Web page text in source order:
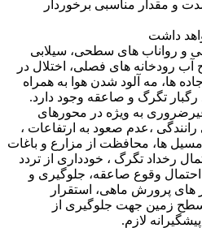
و مقدار مناسبی برخوردار
داشت
و رواناب های سطحی، سیلابی
رودخانه های فصلی، اختلال در
ها، مه آلود شدن هوا به همراه
تگرگ و صاعقه وجود دارد.
به ویژه در محورهای
،عدم صعود به ارتفاعات ،
مسیل ها، محافظت از مزارع و باغات
رخداد تگرگ ، خودداری از تردد
احتمال وقوع صاعقه، جلوگیری و
های پرورش ماهی، استقرار
سطح زمین جهت جلوگیری از
لازم.